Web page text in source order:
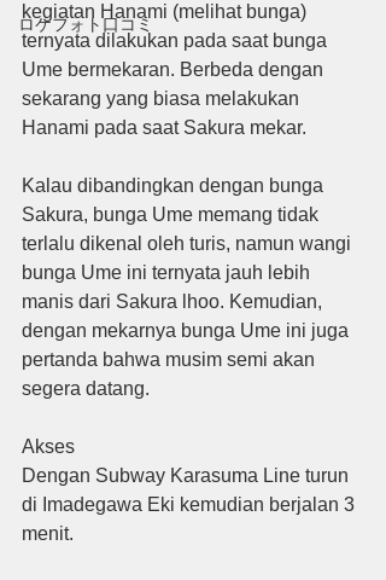
ロケフォト口コミ
kegiatan Hanami (melihat bunga)
ternyata dilakukan pada saat bunga
Ume bermekaran. Berbeda dengan
sekarang yang biasa melakukan
Hanami pada saat Sakura mekar.
Kalau dibandingkan dengan bunga
Sakura, bunga Ume memang tidak
terlalu dikenal oleh turis, namun wangi
bunga Ume ini ternyata jauh lebih
manis dari Sakura lhoo. Kemudian,
dengan mekarnya bunga Ume ini juga
pertanda bahwa musim semi akan
segera datang.
Akses
Dengan Subway Karasuma Line turun
di Imadegawa Eki kemudian berjalan 3
menit.